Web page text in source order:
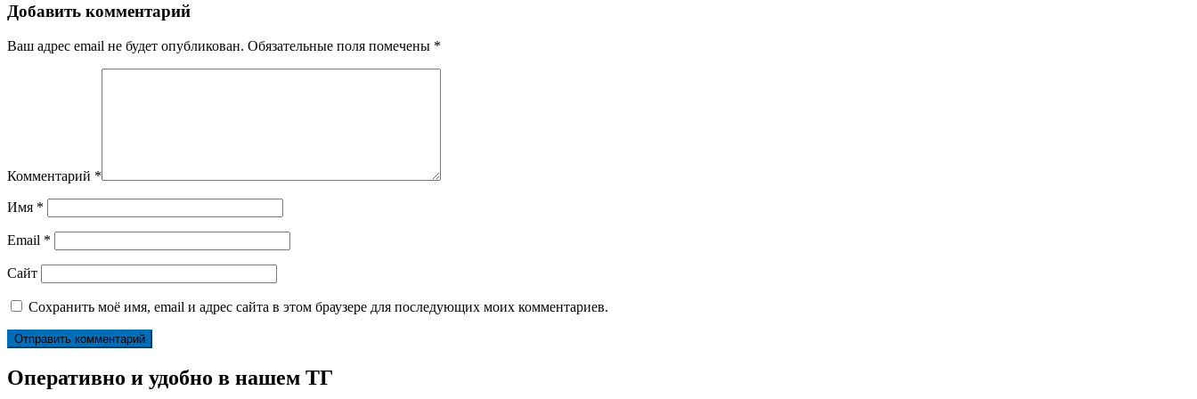
Добавить комментарий
Ваш адрес email не будет опубликован. Обязательные поля помечены *
Комментарий *
Имя *
Email *
Сайт
Сохранить моё имя, email и адрес сайта в этом браузере для последующих моих комментариев.
Оперативно и удобно в нашем ТГ